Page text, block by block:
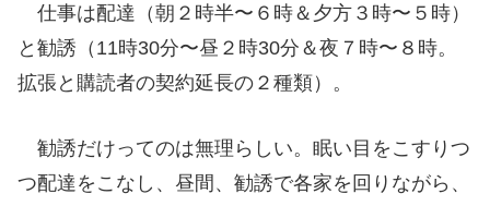
仕事は配達（朝２時半〜６時＆夕方３時〜５時）
と勧誘（11時30分〜昼２時30分＆夜７時〜８時。
拡張と購読者の契約延長の２種類）。
勧誘だけってのは無理らしい。眠い目をこすりつ
つ配達をこなし、昼間、勧誘で各家を回りながら、